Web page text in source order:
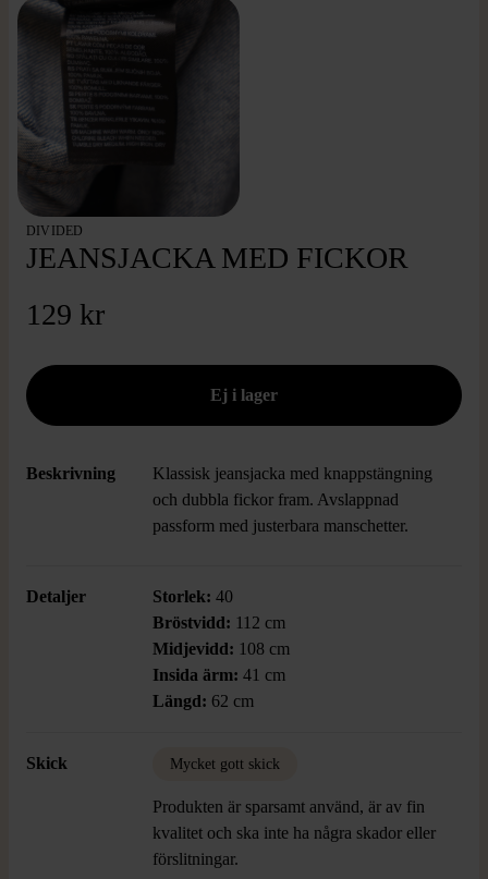
DIVIDED
JEANSJACKA MED FICKOR
129 kr
Beskrivning
Klassisk jeansjacka med knappstängning
och dubbla fickor fram. Avslappnad
passform med justerbara manschetter.
Detaljer Storlek: 40
Bröstvidd: 112 cm
Midjevidd: 108 cm
Insida ärm: 41 cm
Längd: 62 cm
Skick Mycket gott skick
Produkten är sparsamt använd, är av fin
kvalitet och ska inte ha några skador eller
förslitningar.